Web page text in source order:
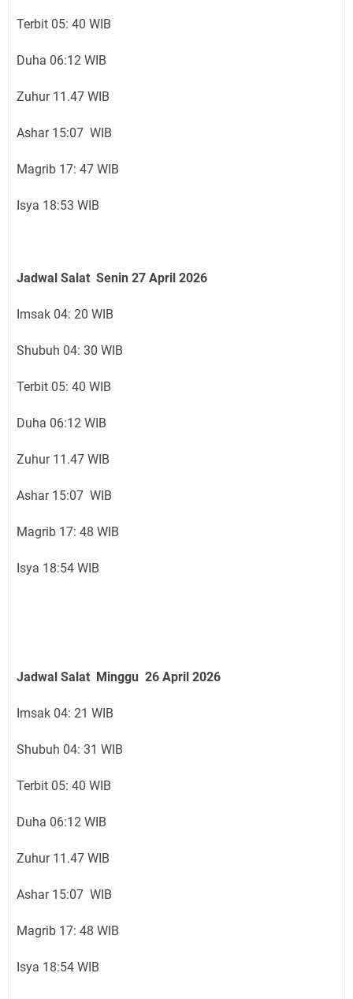
Terbit 05: 40 WIB
Duha 06:12 WIB
Zuhur 11.47 WIB
Ashar 15:07 WIB
Magrib 17: 47 WIB
Isya 18:53 WIB
Jadwal Salat Senin 27 April 2026
Imsak 04: 20 WIB
Shubuh 04: 30 WIB
Terbit 05: 40 WIB
Duha 06:12 WIB
Zuhur 11.47 WIB
Ashar 15:07 WIB
Magrib 17: 48 WIB
Isya 18:54 WIB
Jadwal Salat Minggu 26 April 2026
Imsak 04: 21 WIB
Shubuh 04: 31 WIB
Terbit 05: 40 WIB
Duha 06:12 WIB
Zuhur 11.47 WIB
Ashar 15:07 WIB
Magrib 17: 48 WIB
Isya 18:54 WIB